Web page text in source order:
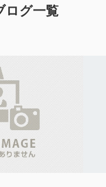
ログ一覧